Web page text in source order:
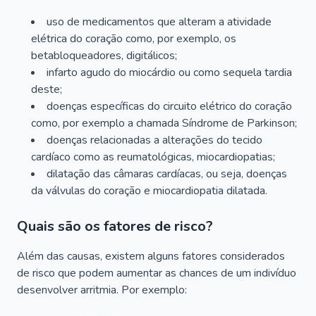
uso de medicamentos que alteram a atividade
elétrica do coração como, por exemplo, os
betabloqueadores, digitálicos;
infarto agudo do miocárdio ou como sequela tardia
deste;
doenças específicas do circuito elétrico do coração
como, por exemplo a chamada Síndrome de Parkinson;
doenças relacionadas a alterações do tecido
cardíaco como as reumatológicas, miocardiopatias;
dilatação das câmaras cardíacas, ou seja, doenças
da válvulas do coração e miocardiopatia dilatada.
Quais são os fatores de risco?
Além das causas, existem alguns fatores considerados
de risco que podem aumentar as chances de um indivíduo
desenvolver arritmia. Por exemplo: